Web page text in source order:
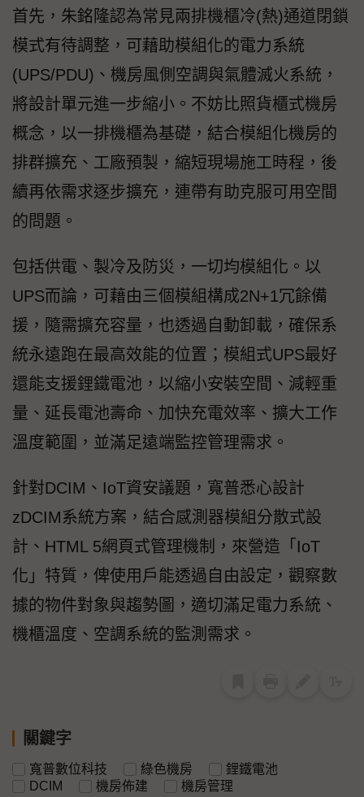
首先，朱銘隆認為常見兩排機櫃冷(熱)通道閉鎖
模式有待調整，可藉助模組化的電力系統
(UPS/PDU)、機房風側空調與氣體滅火系統，
將設計單元進一步縮小。不妨比照貨櫃式機房
概念，以一排機櫃為基礎，結合模組化機房的
排群擴充、工廠預製，縮短現場施工時程，後
續再依需求逐步擴充，連帶有助克服可用空間
的問題。
包括供電、製冷及防災，一切均模組化。以
UPS而論，可藉由三個模組構成2N+1冗餘備
援，隨需擴充容量，也透過自動卸載，確保系
統永遠跑在最高效能的位置；模組式UPS最好
還能支援鋰鐵電池，以縮小安裝空間、減輕重
量、延長電池壽命、加快充電效率、擴大工作
溫度範圍，並滿足遠端監控管理需求。
針對DCIM、IoT資安議題，寬普悉心設計
zDCIM系統方案，結合感測器模組分散式設
計、HTML 5網頁式管理機制，來營造「IoT
化」特質，俾使用戶能透過自由設定，觀察數
據的物件對象與趨勢圖，適切滿足電力系統、
機櫃溫度、空調系統的監測需求。
關鍵字
寬普數位科技 綠色機房
鋰鐵電池
DCIM
機房佈建 機房管理